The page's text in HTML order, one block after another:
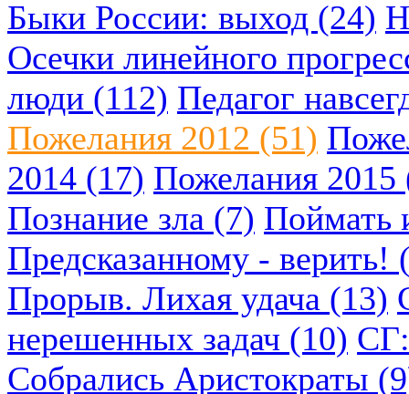
Быки России: выход (24)
Осечки линейного
люди (112) Педагог
Пожелания 2012 (51)
2014 (17) Пожелания 2015
Познание зла (7) Поймать
Предсказанному - верить!
Прорыв. Лихая удача (13)
нерешенных задач (10)
Собрались Аристократы